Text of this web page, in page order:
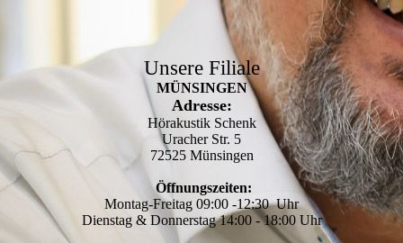
Unsere Filiale
MÜNSINGEN
Adresse:
Hörakustik Schenk
Uracher Str. 5
72525 Münsingen
Öffnungszeiten:
Montag-Freitag 09:00 -12:30 Uhr
Dienstag & Donnerstag 14:00 - 18:00 Uhr